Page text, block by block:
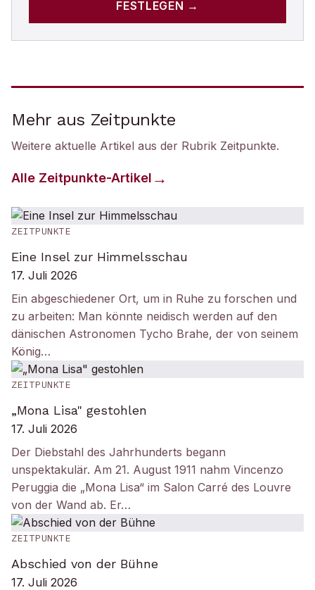
FESTLEGEN →
Mehr aus Zeitpunkte
Weitere aktuelle Artikel aus der Rubrik Zeitpunkte.
Alle Zeitpunkte-Artikel
ZEITPUNKTE
Eine Insel zur Himmelsschau
17. Juli 2026
Ein abgeschiedener Ort, um in Ruhe zu forschen und
zu arbeiten: Man könnte neidisch werden auf den
dänischen Astronomen Tycho Brahe, der von seinem
König…
ZEITPUNKTE
„Mona Lisa" gestohlen
17. Juli 2026
Der Diebstahl des Jahrhunderts begann
unspektakulär. Am 21. August 1911 nahm Vincenzo
Peruggia die „Mona Lisa“ im Salon Carré des Louvre
von der Wand ab. Er…
ZEITPUNKTE
Abschied von der Bühne
17. Juli 2026